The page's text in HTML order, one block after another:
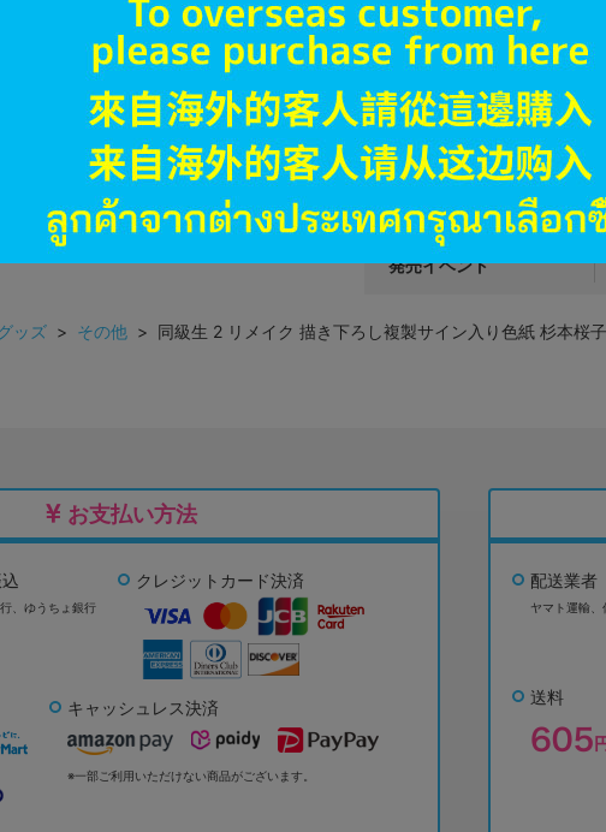
JANコード
商品番号
商品カテゴリ
発売日
種別
発売イベント
グッズ > その他 > 同級生 2 リメイク 描き下ろし複製サイン入り色紙 杉本桜子
お支払い方法
、 ゆうちょ銀行
クレジットカード決済
キャッシュレス決済
※一部ご利用いただけない商品がございます。
配送業者
ヤマト運輸、
送料